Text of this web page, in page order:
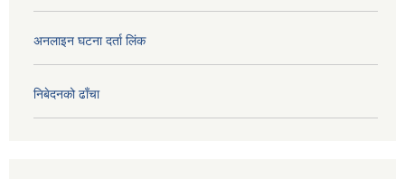
अनलाइन घटना दर्ता लिंक
निबेदनको ढाँचा